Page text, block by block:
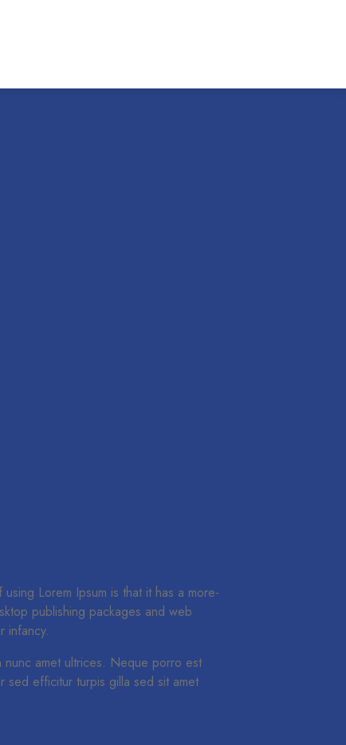
Lorem Ipsum is that it has a more-
publishing packages and web
infancy.
nunc amet ultrices. Neque porro est
sed efficitur turpis gilla sed sit amet